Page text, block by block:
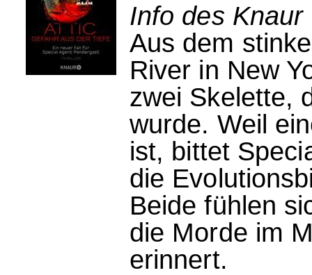
Info des Knaur
Aus dem
River in New
zwei Skelette,
wurde. Weil
ist, bittet
die
Beide fühlen
die Morde im
erinnert.